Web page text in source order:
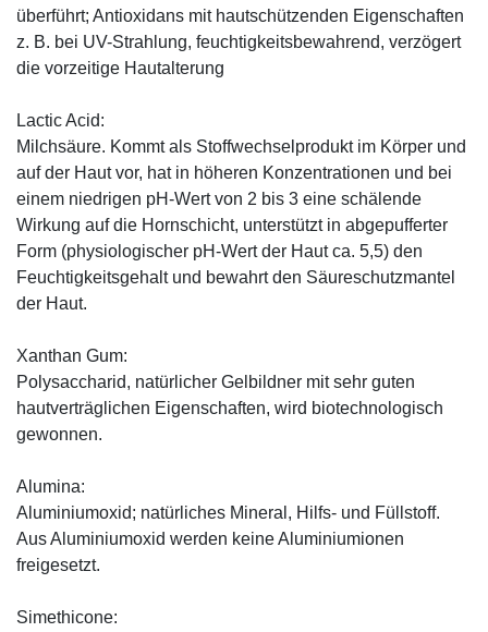
überführt; Antioxidans mit hautschützenden Eigenschaften
z. B. bei UV-Strahlung, feuchtigkeitsbewahrend, verzögert
die vorzeitige Hautalterung
Lactic Acid:
Milchsäure. Kommt als Stoffwechselprodukt im Körper und
auf der Haut vor, hat in höheren Konzentrationen und bei
einem niedrigen pH-Wert von 2 bis 3 eine schälende
Wirkung auf die Hornschicht, unterstützt in abgepufferter
Form (physiologischer pH-Wert der Haut ca. 5,5) den
Feuchtigkeitsgehalt und bewahrt den Säureschutzmantel
der Haut.
Xanthan Gum:
Polysaccharid, natürlicher Gelbildner mit sehr guten
hautverträglichen Eigenschaften, wird biotechnologisch
gewonnen.
Alumina:
Aluminiumoxid; natürliches Mineral, Hilfs- und Füllstoff.
Aus Aluminiumoxid werden keine Aluminiumionen
freigesetzt.
Simethicone: